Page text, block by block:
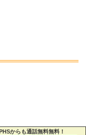
からも通話無料無料！